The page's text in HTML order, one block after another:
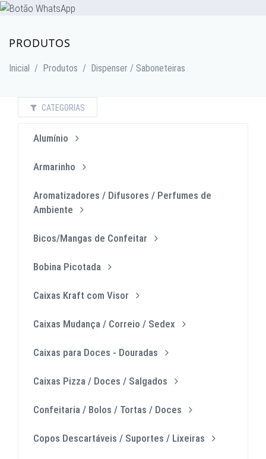
PRODUTOS
Inicial / Produtos / Dispenser / Saboneteiras
CATEGORIAS
Alumínio
Armarinho
Aromatizadores / Difusores / Perfumes de
Ambiente
Bicos/Mangas de Confeitar
Bobina Picotada
Caixas Kraft com Visor
Caixas Mudança / Correio / Sedex
Caixas para Doces - Douradas
Caixas Pizza / Doces / Salgados
Confeitaria / Bolos / Tortas / Doces
Copos Descartáveis / Suportes / Lixeiras